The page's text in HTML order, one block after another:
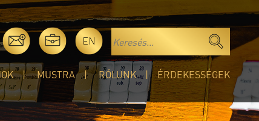
EN
MUSTRA RÓLUNK ÉRDEKESSÉGEK